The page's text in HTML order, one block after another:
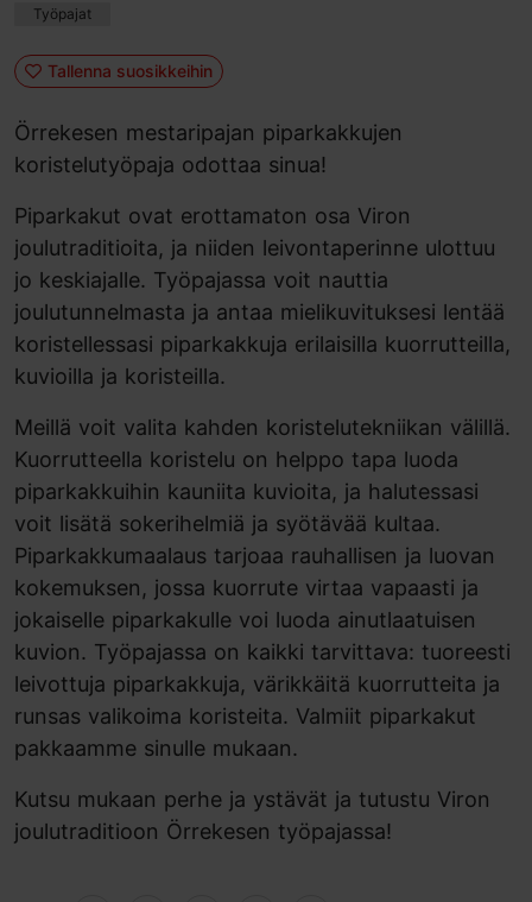
Työpajat
Tallenna suosikkeihin
Örrekesen mestaripajan piparkakkujen
koristelutyöpaja odottaa sinua!
Piparkakut ovat erottamaton osa Viron
joulutraditioita, ja niiden leivontaperinne ulottuu
jo keskiajalle. Työpajassa voit nauttia
joulutunnelmasta ja antaa mielikuvituksesi lentää
koristellessasi piparkakkuja erilaisilla kuorrutteilla,
kuvioilla ja koristeilla.
Meillä voit valita kahden koristelutekniikan välillä.
Kuorrutteella koristelu on helppo tapa luoda
piparkakkuihin kauniita kuvioita, ja halutessasi
voit lisätä sokerihelmiä ja syötävää kultaa.
Piparkakkumaalaus tarjoaa rauhallisen ja luovan
kokemuksen, jossa kuorrute virtaa vapaasti ja
jokaiselle piparkakulle voi luoda ainutlaatuisen
kuvion. Työpajassa on kaikki tarvittava: tuoreesti
leivottuja piparkakkuja, värikkäitä kuorrutteita ja
runsas valikoima koristeita. Valmiit piparkakut
pakkaamme sinulle mukaan.
Kutsu mukaan perhe ja ystävät ja tutustu Viron
joulutraditioon Örrekesen työpajassa!